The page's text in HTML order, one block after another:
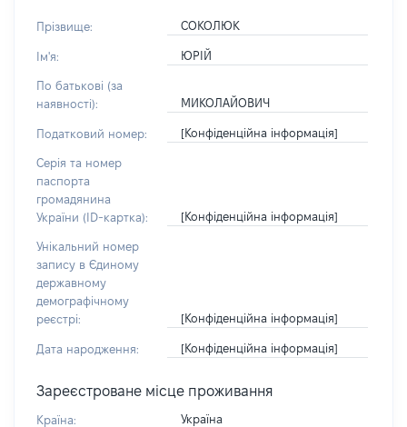
Прізвище: СОКОЛЮК
Ім'я: ЮРІЙ
По батькові (за
наявності):
МИКОЛАЙОВИЧ
Податковий номер: [Конфіденційна інформація]
Серія та номер
паспорта
громадянина
України (ID-картка):
[Конфіденційна інформація]
Унікальний номер
запису в Єдиному
державному
демографічному
реєстрі:
[Конфіденційна інформація]
Дата народження: [Конфіденційна інформація]
Зареєстроване місце проживання
Країна: Україна